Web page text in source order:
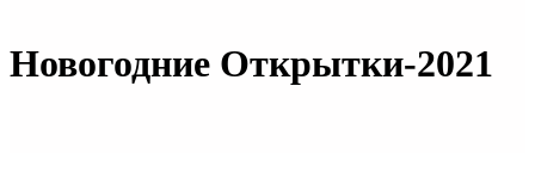
Новогодние Открытки-2021